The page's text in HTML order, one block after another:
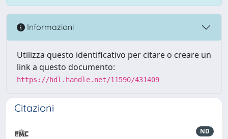
Informazioni
Utilizza questo identificativo per citare o creare un
link a questo documento:
https://hdl.handle.net/11590/431409
Citazioni
ND